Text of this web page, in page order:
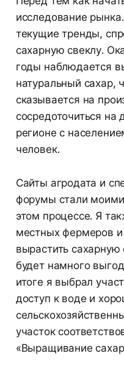
исследование
текущие тренды,
сахарную свеклу.
годы наблюдается
натуральный сахар,
сказывается на
сосредоточиться
регионе с
человек.
Сайты агродата и
форумы стали
этом процессе. Я
местных фермеров
вырастить
будет намного
итоге я выбрал
доступ к воде и
участок
«Выращивание